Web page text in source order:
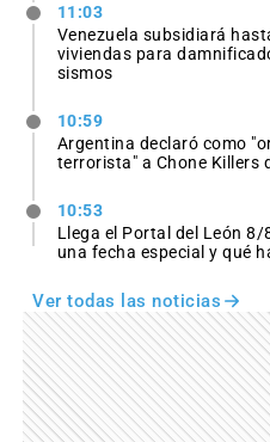
11:03
Venezuela subsidiará
viviendas para
sismos
10:59
Argentina declaró como
terrorista" a Chone Killers
10:53
Llega el Portal del León 8/
una fecha especial y qué
Ver todas las noticias